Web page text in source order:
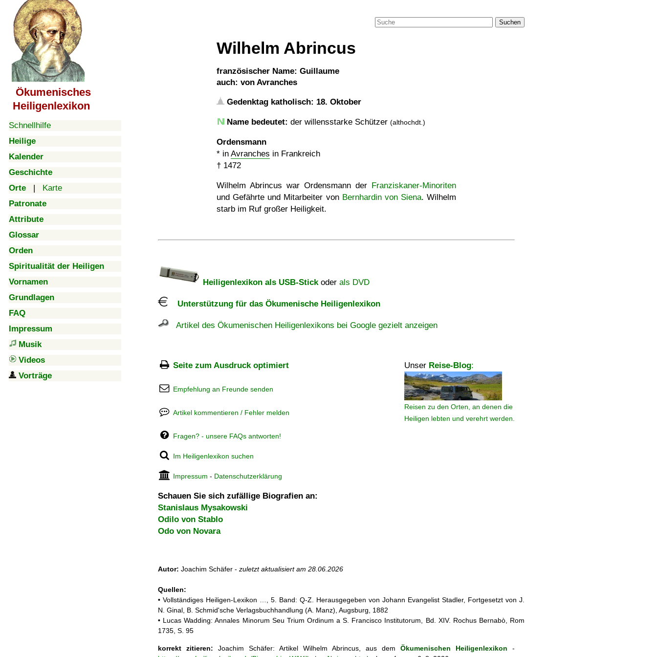
Ökumenisches
Heiligenlexikon
Schnellhilfe
Heilige
Kalender
Geschichte
Orte | Karte
Patronate
Attribute
Glossar
Orden
Spiritualität der Heiligen
Vornamen
Grundlagen
FAQ
Impressum
Musik
Videos
Vorträge
Suchen
Wilhelm Abrincus
französischer Name: Guillaume
auch: von Avranches
Gedenktag katholisch: 18. Oktober
Name bedeutet: der willensstarke Schützer (althochdt.)
Ordensmann
* in Avranches in Frankreich
† 1472
Wilhelm Abrincus war Ordensmann der Franziskaner-Minoriten
und Gefährte und Mitarbeiter von Bernhardin von Siena. Wilhelm
starb im Ruf großer Heiligkeit.
Heiligenlexikon als USB-Stickoder als DVD
Unterstützung für das Ökumenische Heiligenlexikon
Artikel des Ökumenischen Heiligenlexikons bei Google gezielt anzeigen
Seite zum Ausdruck optimiert Unser Reise-Blog:
Reisen zu den Orten, an denen die
Heiligen lebten und verehrt werden.
Empfehlung an Freunde senden
Artikel kommentieren / Fehler melden
Fragen? - unsere FAQs antworten!
Im Heiligenlexikon suchen
Impressum - Datenschutzerklärung
Schauen Sie sich zufällige Biografien an:
Stanislaus Mysakowski
Odilo von Stablo
Odo von Novara
Autor: Joachim Schäfer - zuletzt aktualisiert am 28.06.2026
Quellen:
• Vollständiges Heiligen-Lexikon …, 5. Band: Q-Z. Herausgegeben von Johann Evangelist Stadler, Fortgesetzt von J.
N. Ginal, B. Schmid'sche Verlagsbuchhandlung (A. Manz), Augsburg, 1882
• Lucas Wadding: Annales Minorum Seu Trium Ordinum a S. Francisco Institutorum, Bd. XIV. Rochus Bernabò, Rom
1735, S. 95
korrekt zitieren: Joachim Schäfer: Artikel Wilhelm Abrincus, aus dem Ökumenischen Heiligenlexikon -